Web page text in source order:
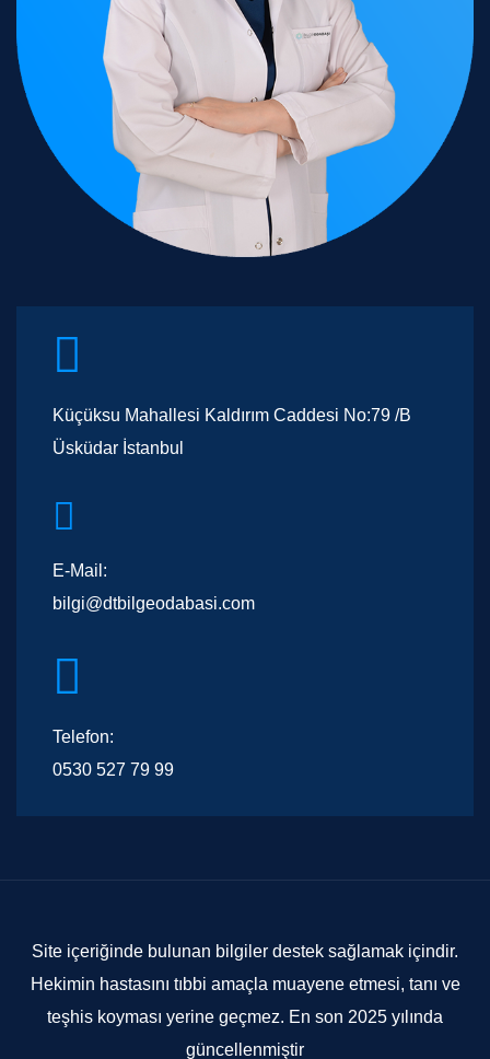
Küçüksu Mahallesi Kaldırım Caddesi No:79 /B
Üsküdar İstanbul
E-Mail:
bilgi@dtbilgeodabasi.com
Telefon:
0530 527 79 99
Site içeriğinde bulunan bilgiler destek sağlamak içindir.
Hekimin hastasını tıbbi amaçla muayene etmesi, tanı ve
teşhis koyması yerine geçmez. En son 2025 yılında
güncellenmiştir